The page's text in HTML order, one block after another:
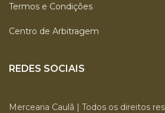
Termos e Condições
Centro de Arbitragem
REDES SOCIAIS
Mercearia Caulã | Todos os direitos